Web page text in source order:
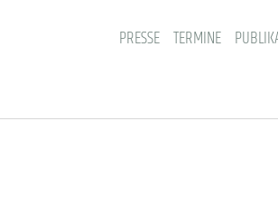
PRESSE TERMINE